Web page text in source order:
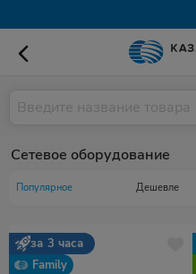
Сетевое оборудование
Популярное Дешевле
за 3 часа
Family